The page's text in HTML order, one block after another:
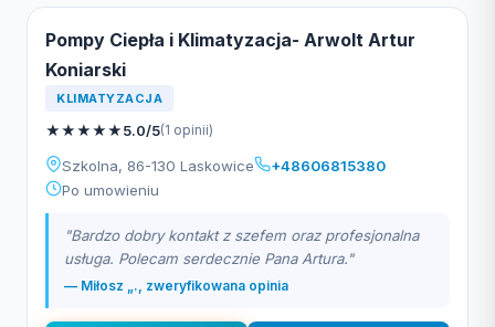
Pompy Ciepła i Klimatyzacja- Arwolt Artur
Koniarski
KLIMATYZACJA
★★★★★5.0/5(1 opinii)
Szkolna, 86-130 Laskowice
+48606815380
Po umowieniu
"Bardzo dobry kontakt z szefem oraz profesjonalna
usługa. Polecam serdecznie Pana Artura."
— Miłosz „., zweryfikowana opinia